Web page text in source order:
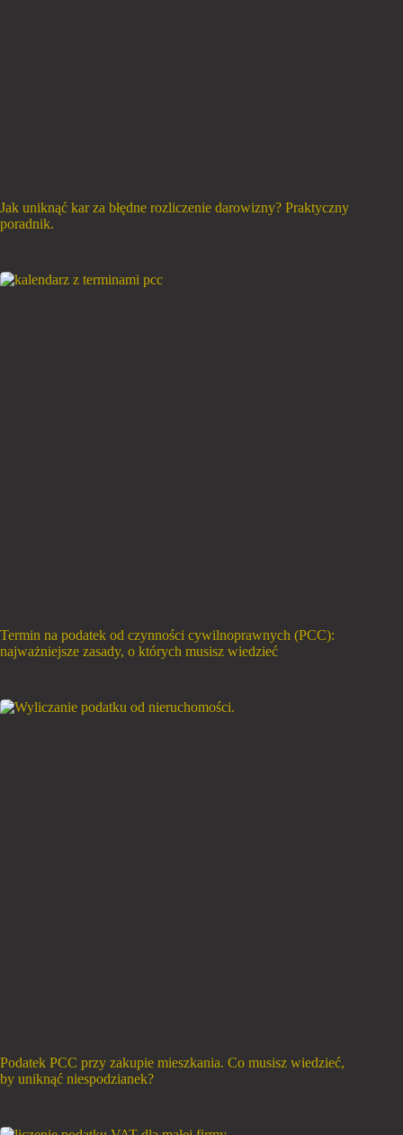
Jak uniknąć kar za błędne rozliczenie darowizny? Praktyczny
poradnik.
Termin na podatek od czynności cywilnoprawnych (PCC):
najważniejsze zasady, o których musisz wiedzieć
Podatek PCC przy zakupie mieszkania. Co musisz wiedzieć,
by uniknąć niespodzianek?